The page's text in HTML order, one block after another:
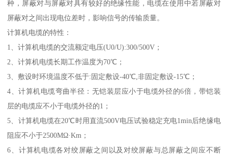
种，屏蔽对与屏蔽对具有较好的绝缘性能，电缆在使用中若屏蔽对
屏蔽对之间出现电位差时，影响信号的传输质量。
计算机电缆的特性：
1、计算机电缆的交流额定电压(U0/U):300/500V；
2、计算机电缆长期工作温度为70℃；
3、敷设时环境温度不低于:固定敷设-40℃,非固定敷设-15℃；
4、计算机电缆弯曲半径：无铠装层应小于电缆外径的6倍，带铠装
层的电缆应不小于电缆外径的1；
5、计算机电缆在20℃时用直流500V电压试验稳定充电1min后绝缘电
阻应不小于2500MΩ·Km；
6、计算机电缆各对绞屏蔽之间以及对绞屏蔽与总屏蔽之间应不断